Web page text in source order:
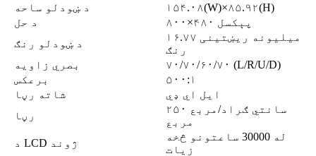
د ښودلو ساحه
۱۵۴.۰۸(W)×۸۵.۹۲(H)
د حل
۸۰۰×۴۸۰ پېکسل
د ښودلو رنګ
۱۶.۷۷ میلیونه ریښتینی
رنګ
بصري زاویه
۷۰/۷۰/۶۰/۷۰ (L/R/U/D)
برعکس
۵۰۰:۱
شاته رڼا
ايل اي ډي
رڼا
۲۵۰ سانتي ګراد/مربع
مربع
د LCD ژوند
له 30000 ساعتونو څخه
زیات